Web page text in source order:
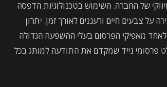
של החברה. השימוש בטכנולוגיות הדפסה
על צבעים חיים ורעננים לאורך זמן. יתרון
מאפיקי הפרסום בעלי ההשפעה הגדולה
פרסומי נייד שמקדם את התודעה למותג בכל